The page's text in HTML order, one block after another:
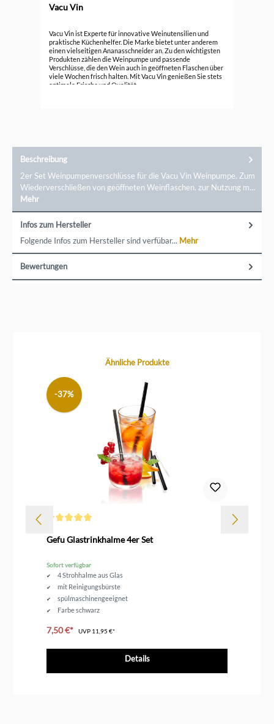
Vacu Vin
Vacu Vin ist Experte für innovative Weinutensilien und
praktische Küchenhelfer. Die Marke bietet unter anderem
einen vielseitigen Ananasschneider an. Zu den wichtigsten
Produkten zählen die Weinpumpe und passende
Verschlüsse, die den Wein auch in geöffneten Flaschen über
viele Wochen frisch halten. Mit Vacu Vin genießen Sie stets
optimale Frische und Qualität.
Beschreibung
2er Set Weinpumpenverschlüsse für die Vacu Vin Weinpumpe. Zum
Wiederverschließen von geöffneten Weinflaschen. zur Nutzung m…
Mehr
Infos zum Hersteller
Folgende Infos zum Hersteller sind verfübar... Mehr
Bewertungen
Produktgalerie überspringenÄhnliche Produkte
-37%
Gefu Glastrinkhalme 4er Set
Sofort verfügbar
4 Strohhalme aus Glas
mit Reinigungsbürste
spülmaschinengeeignet
Farbe schwarz
7,50 €* UVP 11,95 €*
Details